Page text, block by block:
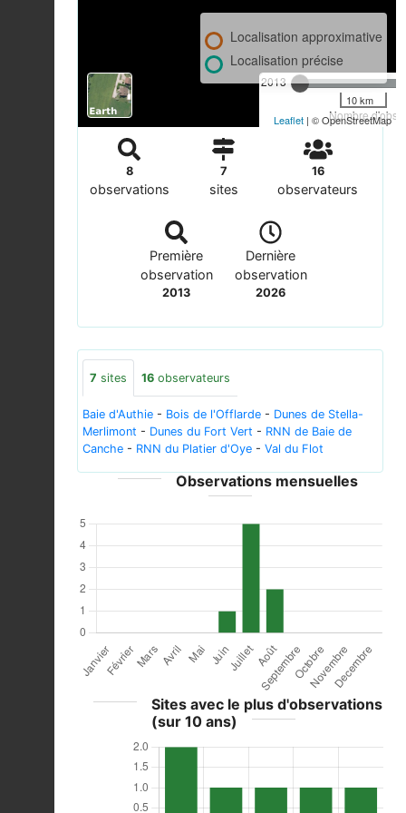
2013
Nombre
Localisation approximative
Localisation précise
10 km
Leaflet | © OpenStreetMap
8
observations
7
sites
16
observateurs
Première
observation
2013
Dernière
observation
2026
7 sites 16 observateurs
Baie d'Authie - Bois de l'Offlarde - Dunes de Stella-
Merlimont - Dunes du Fort Vert - RNN de Baie de
Canche - RNN du Platier d'Oye - Val du Flot
Observations mensuelles
Sites avec le plus d'observations
(sur 10 ans)